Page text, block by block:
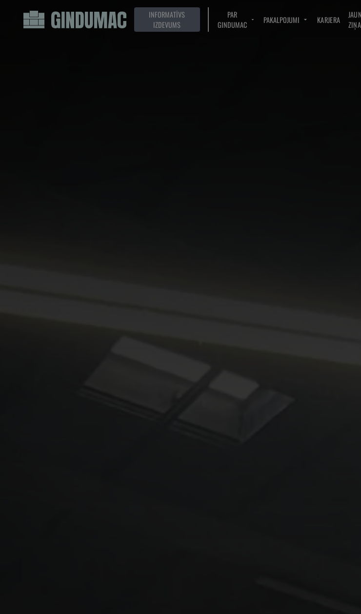
INFORMATĪVS
IZDEVUMS
PAR
GINDUMAC
PAKALPOJUMI KARJERA